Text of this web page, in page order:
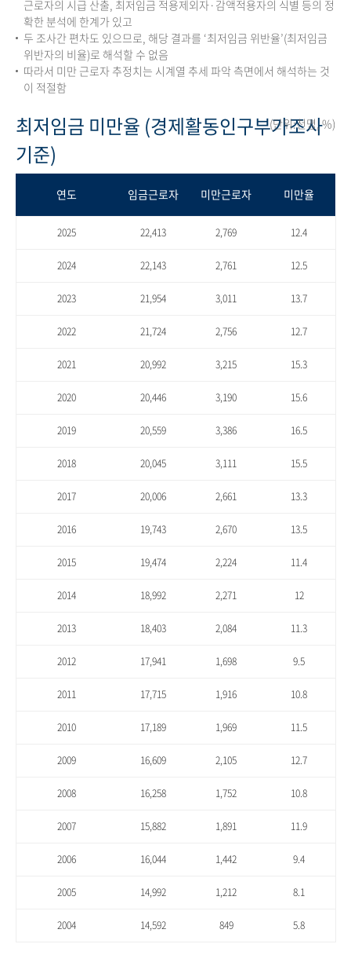
근로자의 시급 산출, 최저임금 적용제외자·감액적용자의 식별 등의 정
확한 분석에 한계가 있고
두 조사간 편차도 있으므로, 해당 결과를 ‘최저임금 위반율’(최저임금
위반자의 비율)로 해석할 수 없음
따라서 미만 근로자 추정치는 시계열 추세 파악 측면에서 해석하는 것
이 적절함
최저임금 미만율 (경제활동인구부가조사
기준)
(단위:천명, %)
연도 임금근로자 미만근로자 미만율
2025 22,413 2,769 12.4
2024 22,143 2,761 12.5
2023 21,954 3,011 13.7
2022 21,724 2,756 12.7
2021 20,992 3,215 15.3
2020 20,446 3,190 15.6
2019 20,559 3,386 16.5
2018 20,045 3,111 15.5
2017 20,006 2,661 13.3
2016 19,743 2,670 13.5
2015 19,474 2,224 11.4
2014 18,992 2,271 12
2013 18,403 2,084 11.3
2012 17,941 1,698 9.5
2011 17,715 1,916 10.8
2010 17,189 1,969 11.5
2009 16,609 2,105 12.7
2008 16,258 1,752 10.8
2007 15,882 1,891 11.9
2006 16,044 1,442 9.4
2005 14,992 1,212 8.1
2004 14,592 849 5.8